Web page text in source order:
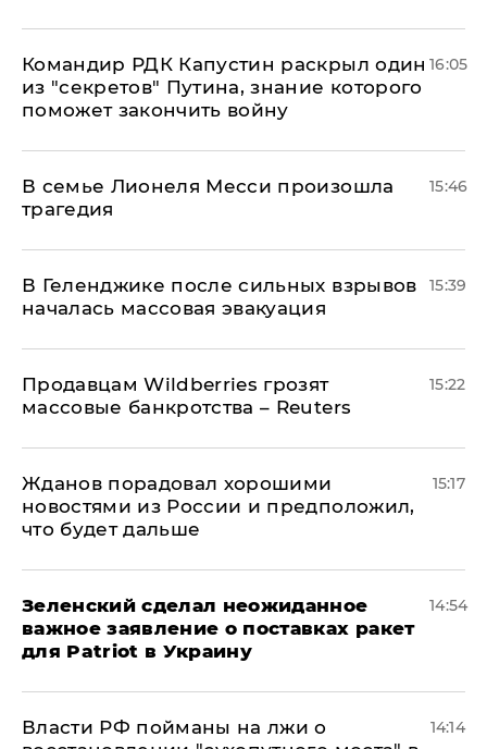
Командир РДК Капустин раскрыл один
из "секретов" Путина, знание которого
поможет закончить войну
16:05
В семье Лионеля Месси произошла
трагедия
15:46
В Геленджике после сильных взрывов
началась массовая эвакуация
15:39
Продавцам Wildberries грозят
массовые банкротства – Reuters
15:22
Жданов порадовал хорошими
новостями из России и предположил,
что будет дальше
15:17
Зеленский сделал неожиданное
важное заявление о поставках ракет
для Patriot в Украину
14:54
Власти РФ пойманы на лжи о
14:14